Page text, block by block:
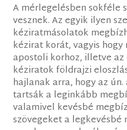
A mérlegelésben sokféle
vesznek. Az egyik ilyen
kéziratmásolatok
kézirat korát, vagyis
apostoli korhoz, illetve az
kéziratok földrajzi
hajlanak arra, hogy az
tartsák a leginkább
valamivel kevésbé
szövegeket a legkevésbé